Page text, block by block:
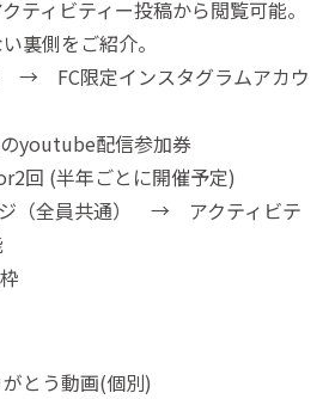
ィビティー投稿から閲覧可能。
裏側をご紹介。
→ FC限定インスタグラムアカウ
youtube配信参加券
回 (半年ごとに開催予定)
ジ（全員共通） → アクティビテ
がとう動画(個別)